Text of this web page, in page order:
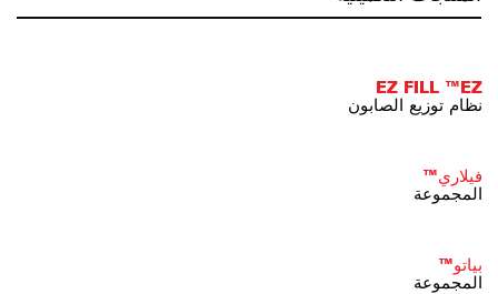
EZ FILL ™EZ
نظام توزيع الصابون
فيلاري™
المجموعة
بياتو™
المجموعة